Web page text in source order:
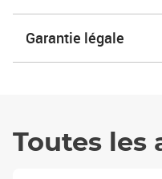
Garantie légale
Toutes les